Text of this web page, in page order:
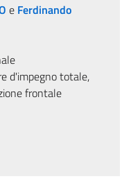
e Ferdinando
d'impegno totale,
frontale